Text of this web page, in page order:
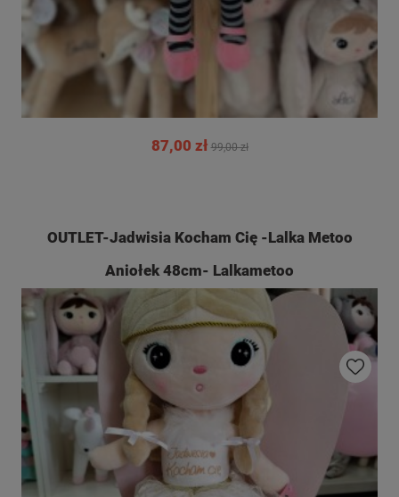
87,00 zł 99,00 zł
OUTLET-Jadwisia Kocham Cię -Lalka Metoo
Aniołek 48cm- Lalkametoo
Do